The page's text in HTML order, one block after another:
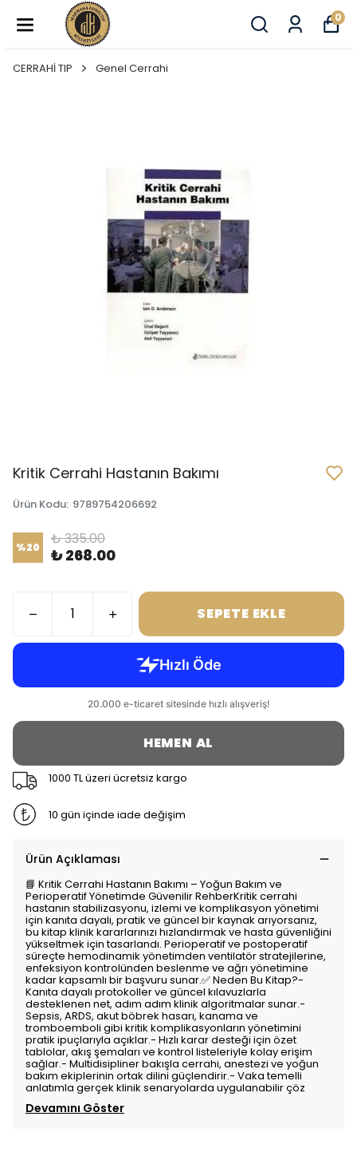
0
CERRAHİ TIP Genel Cerrahi
Kritik Cerrahi Hastanın Bakımı
Ürün Kodu: 9789754206692
%20 ₺ 335.00
₺ 268.00
SEPETE EKLE
HEMEN AL
1000 TL üzeri ücretsiz kargo
10 gün içinde iade değişim
Ürün Açıklaması
📘 Kritik Cerrahi Hastanın Bakımı – Yoğun Bakım ve
Perioperatif Yönetimde Güvenilir RehberKritik cerrahi
hastanın stabilizasyonu, izlemi ve komplikasyon yönetimi
için kanıta dayalı, pratik ve güncel bir kaynak arıyorsanız,
bu kitap klinik kararlarınızı hızlandırmak ve hasta güvenliğini
yükseltmek için tasarlandı. Perioperatif ve postoperatif
süreçte hemodinamik yönetimden ventilatör stratejilerine,
enfeksiyon kontrolünden beslenme ve ağrı yönetimine
kadar kapsamlı bir başvuru sunar.✅ Neden Bu Kitap?-
Kanıta dayalı protokoller ve güncel kılavuzlarla
desteklenen net, adım adım klinik algoritmalar sunar.-
Sepsis, ARDS, akut böbrek hasarı, kanama ve
tromboemboli gibi kritik komplikasyonların yönetimini
pratik ipuçlarıyla açıklar.- Hızlı karar desteği için özet
tablolar, akış şemaları ve kontrol listeleriyle kolay erişim
sağlar.- Multidisipliner bakışla cerrahi, anestezi ve yoğun
bakım ekiplerinin ortak dilini güçlendirir.- Vaka temelli
anlatımla gerçek klinik senaryolarda uygulanabilir çöz
Devamını Göster